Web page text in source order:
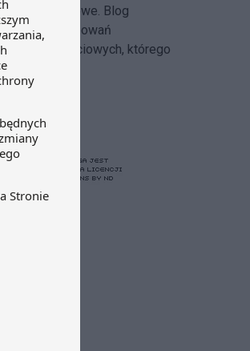
i upadłościowe. Blog
postępowań
i upadłościowych, którego
Cecerko.